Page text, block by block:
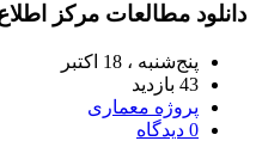
دانلود مطالعات مرکز
پنج‌شنبه ، 18 اکتبر
43 بازدید
پروژه معماری
0 دیدگاه